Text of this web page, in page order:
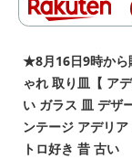
★8月16日9時か
ゃれ 取り皿【 ア
い ガラス 皿 デザ
ンテージ アデリ
トロ好き 昔 古い